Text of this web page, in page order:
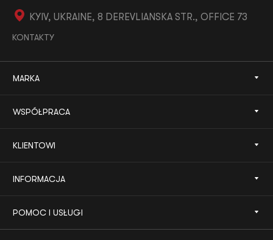
KYIV, UKRAINE, 8 DEREVLIANSKA STR., OFFICE 73
KONTAKTY
MARKA
WSPÓŁPRACA
KLIENTOWI
INFORMACJA
POMOC I USŁUGI